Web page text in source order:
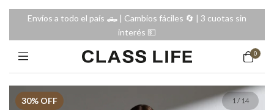
Envíos a todo el país 🛻 | Cambios fáciles 🔄️ | 3 cuotas sin
interés 💵
0
30% OFF 1/ 14